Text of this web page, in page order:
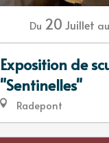
Du 20 Juillet au
Exposition de
"Sentinelles"
Radepont